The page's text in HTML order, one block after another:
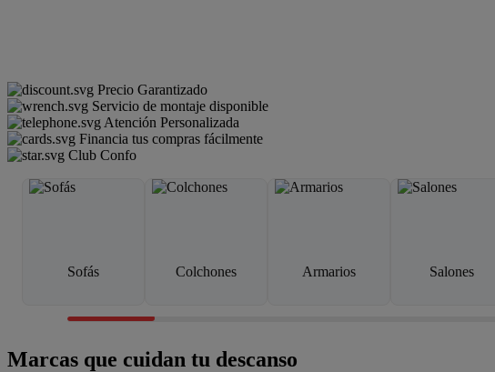
Precio Garantizado
Servicio de montaje disponible
Atención Personalizada
Financia tus compras fácilmente
Club Confo
Sofás Colchones Armarios Salones
Marcas que cuidan tu descanso